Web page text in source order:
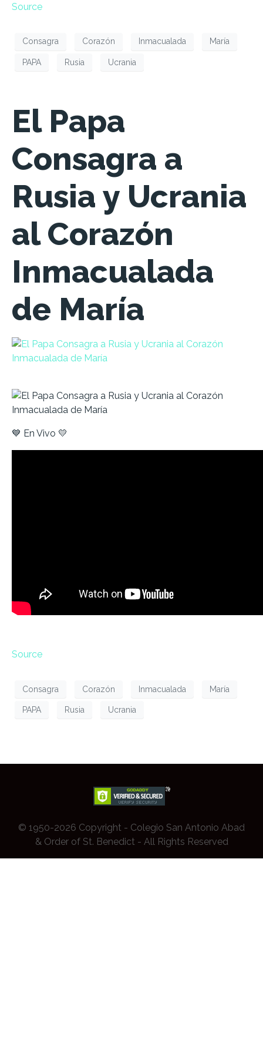
Source
Consagra Corazón Inmacualada María
PAPA Rusia Ucrania
El Papa
Consagra a
Rusia y Ucrania
al Corazón
Inmacualada
de María
💙 En Vivo 💛
Source
Consagra Corazón Inmacualada María
PAPA Rusia Ucrania
© 1950-2026 Copyright - Colegio San Antonio Abad
& Order of St. Benedict - All Rights Reserved